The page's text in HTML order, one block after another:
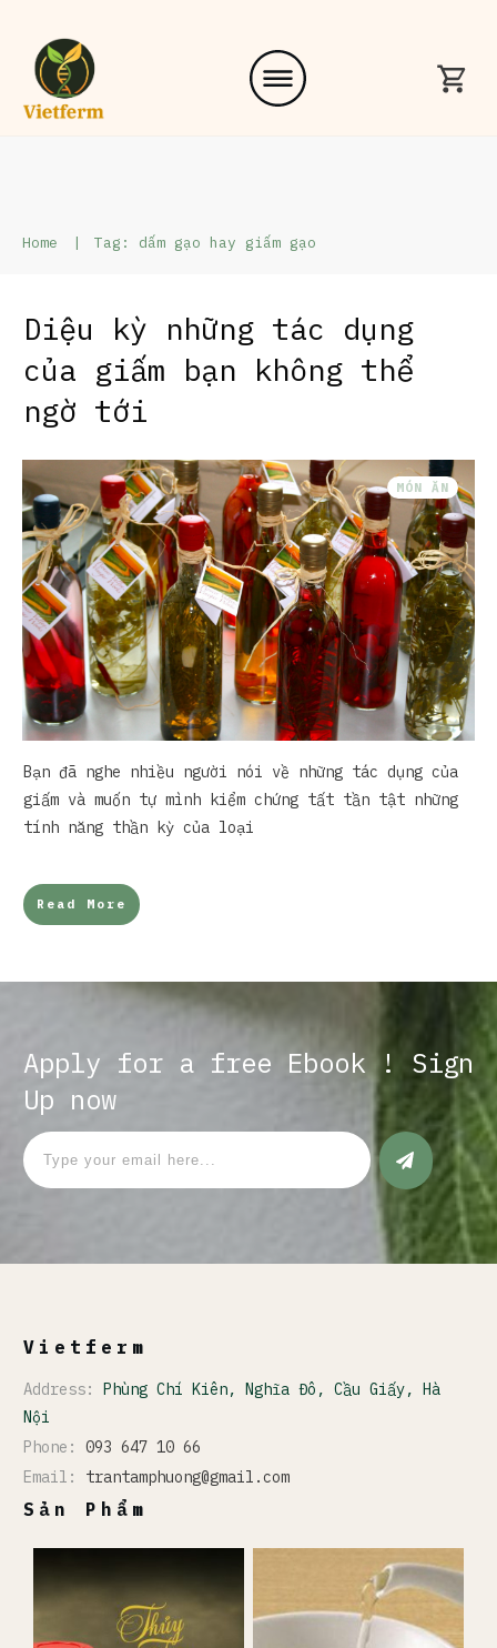
Home | Tag: dấm gạo hay giấm gạo
Diệu kỳ những tác dụng
của giấm bạn không thể
ngờ tới
MÓN ĂN
Bạn đã nghe nhiều người nói về những tác dụng của
giấm và muốn tự mình kiểm chứng tất tần tật những
tính năng thần kỳ của loại
Read More
Apply for a free Ebook ! Sign
Up now
Vietferm
Address: Phùng Chí Kiên, Nghĩa Đô, Cầu Giấy, Hà
Nội
Phone: 093 647 10 66
Email: trantamphuong@gmail.com
Sản Phẩm